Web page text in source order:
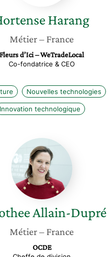
Harang
Métier– France
Fleurs d’Ici – WeTradeLocal
Co-fondatrice & CEO
Nouvelles technologies
Innovation technologique
Dorothee
Allain-
Dupré
Allain-Dupré
Métier– France
OCDE